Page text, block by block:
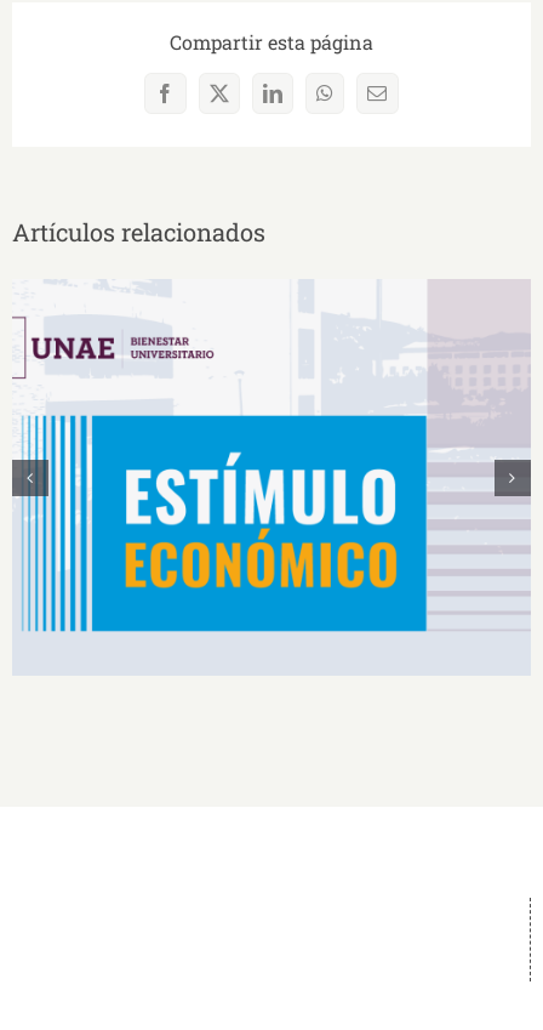
Compartir esta página
Facebook
X LinkedInWhatsAppCorreo
Artículos relacionados
Estímulos Económicos para Deportistas de Alto
Rendimiento IS2026